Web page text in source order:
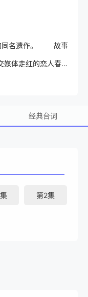
同名遗作。 故事
媒体走红的恋人春日
一郎 饰）。 为了
分手。为了完成拍
经典台词
第2集